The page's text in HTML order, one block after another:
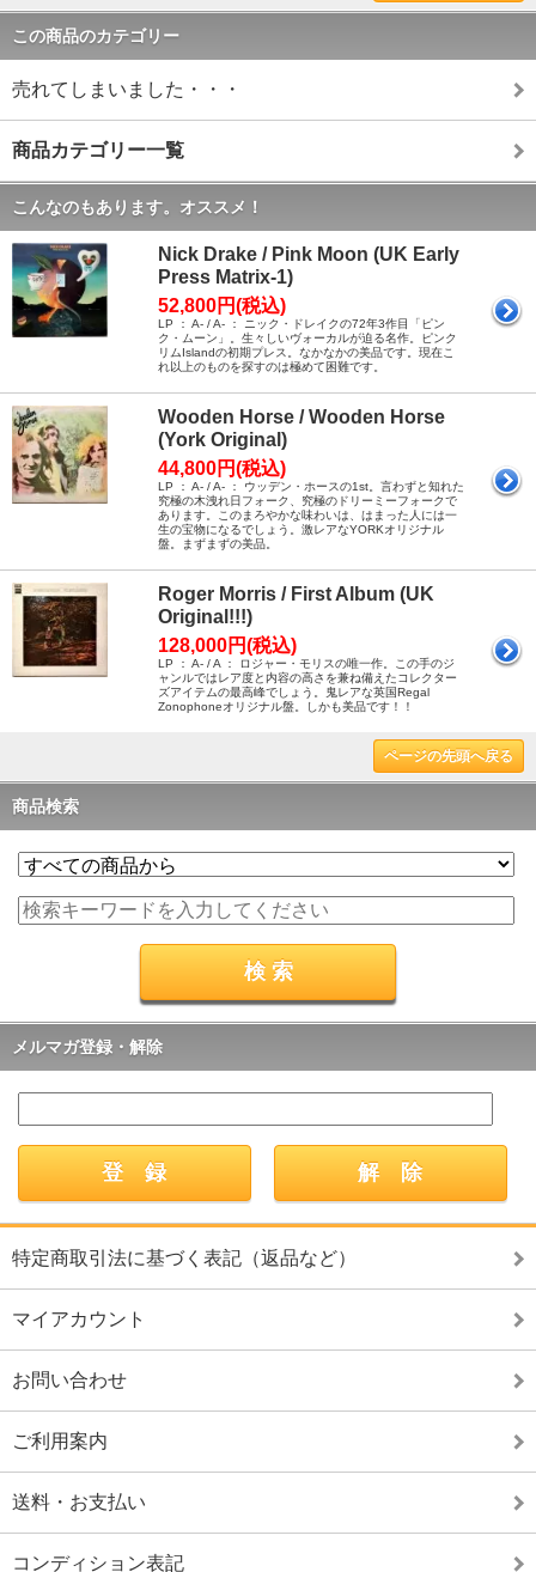
この商品のカテゴリー
売れてしまいました・・・
商品カテゴリー一覧
こんなのもあります。オススメ！
Nick Drake / Pink Moon (UK Early
Press Matrix-1)
52,800円(税込)
LP ： A- / A- ： ニック・ドレイクの72年3作目「ピン
ク・ムーン」。生々しいヴォーカルが迫る名作。ピンク
リムIslandの初期プレス。なかなかの美品です。現在こ
れ以上のものを探すのは極めて困難です。
Wooden Horse / Wooden Horse
(York Original)
44,800円(税込)
LP ： A- / A- ： ウッデン・ホースの1st。言わずと知れた
究極の木洩れ日フォーク、究極のドリーミーフォークで
あります。このまろやかな味わいは、はまった人には一
生の宝物になるでしょう。激レアなYORKオリジナル
盤。まずまずの美品。
Roger Morris / First Album (UK
Original!!!)
128,000円(税込)
LP ： A- / A ： ロジャー・モリスの唯一作。この手のジ
ャンルではレア度と内容の高さを兼ね備えたコレクター
ズアイテムの最高峰でしょう。鬼レアな英国Regal
Zonophoneオリジナル盤。しかも美品です！！
ページの先頭へ戻る
商品検索
メルマガ登録・解除
特定商取引法に基づく表記（返品など）
マイアカウント
お問い合わせ
ご利用案内
送料・お支払い
コンディション表記